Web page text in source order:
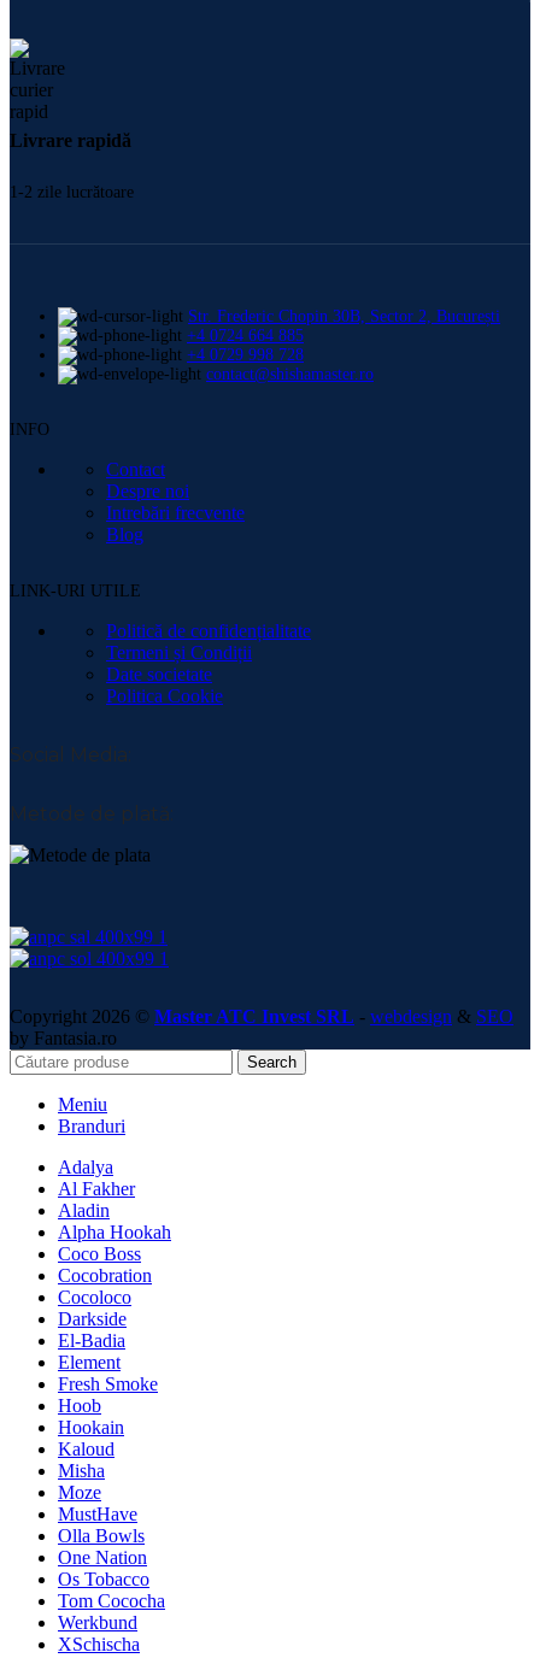
Livrare rapidă
1-2 zile lucrătoare
Str. Frederic Chopin 30B, Sector 2, București
+4 0724 664 885
+4 0729 998 728
contact@shishamaster.ro
INFO
Contact
Despre noi
Intrebări frecvente
Blog
LINK-URI UTILE
Politică de confidențialitate
Termeni și Condiții
Date societate
Politica Cookie
Social Media:
Metode de plată:
Copyright 2026 © Master ATC Invest SRL - webdesign & SEO
by Fantasia.ro
Search
Meniu
Branduri
Adalya
Al Fakher
Aladin
Alpha Hookah
Coco Boss
Cocobration
Cocoloco
Darkside
El-Badia
Element
Fresh Smoke
Hoob
Hookain
Kaloud
Misha
Moze
MustHave
Olla Bowls
One Nation
Os Tobacco
Tom Cococha
Werkbund
XSchischa